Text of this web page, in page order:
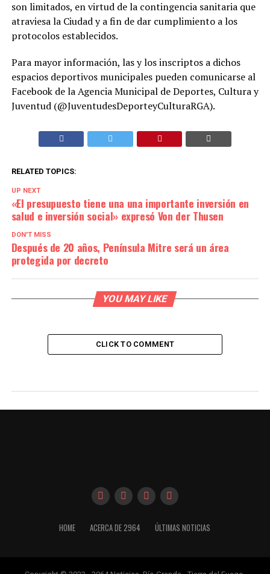
son limitados, en virtud de la contingencia sanitaria que
atraviesa la Ciudad y a fin de dar cumplimiento a los
protocolos establecidos.
Para mayor información, las y los inscriptos a dichos
espacios deportivos municipales pueden comunicarse al
Facebook de la Agencia Municipal de Deportes, Cultura y
Juventud (@JuventudesDeporteyCulturaRGA).
RELATED TOPICS:
UP NEXT
«El presupuesto tiene una una importante inversión en
salud e inversión social» expresó Von der Thusen
DON'T MISS
Después de 20 años, Península Mitre será un área
protegida por decreto
YOU MAY LIKE
CLICK TO COMMENT
HOME ACERCA DE 2964 ÚLTIMAS NOTICIAS